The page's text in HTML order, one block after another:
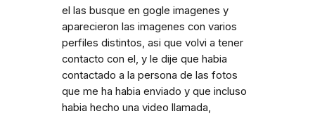
el las busque en gogle imagenes y
aparecieron las imagenes con varios
perfiles distintos, asi que volvi a tener
contacto con el, y le dije que habia
contactado a la persona de las fotos
que me ha habia enviado y que incluso
habia hecho una video llamada,